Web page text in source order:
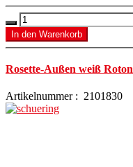
Rosette-Außen weiß
Artikelnummer : 2101830